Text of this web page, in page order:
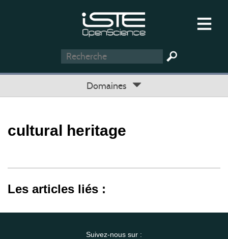
Domaines
cultural heritage
Les articles liés :
Suivez-nous sur :